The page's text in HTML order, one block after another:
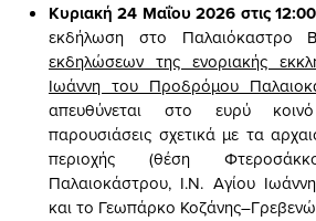
Κυριακή 24 Μαΐου 2026 στις
εκδήλωση στο Παλαιόκαστρο
εκδηλώσεων της ενοριακής
Ιωάννη του Προδρόμου
απευθύνεται στο ευρύ
παρουσιάσεις σχετικά με τα
περιοχής (θέση
Παλαιοκάστρου, Ι.Ν. Αγίου
και το Γεωπάρκο